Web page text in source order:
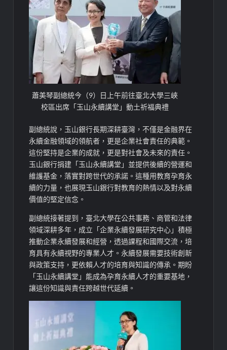
蕭美琴副總統今（9）日上午前往臺北大學三峽
校區出席「玉山永續講堂」動土祈福典禮
副總統說，玉山銀行長期深耕臺灣，不僅是金融界在
永續金融領域的領航者，更是企業社會責任的典範。
這份堅持是企業的成就，更是對社會及未來的責任。
玉山銀行捐建「玉山永續講堂」並提供後續的營運和
維護基金，落實對跨世代的承諾。這種用教育孕育永
續的力量，也展現玉山銀行對教育的熱情以及對永續
價值的堅定信念。
副總統接著提到，臺北大學在公共事務、商管和法律
領域深耕多年，成立「企業永續發展研究中心」積極
推動企業永續發展和經營，透過課程和國際交流，培
育具有永續視野的專業人才。永續發展需要技術創新
與政策支持，更依賴人才的培育與知識的傳承。期盼
「玉山永續講堂」能成為孕育永續人才的重要基地，
讓這份知識與責任跨越世代延續。